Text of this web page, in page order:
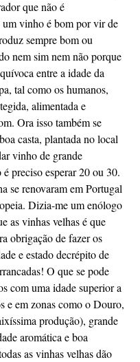
que não é
um vinho é bom por vir de
sempre bom ou
nem sim nem não porque
entre a idade da
tal como os humanos,
alimentada e
Ora isso também se
casta, plantada no local
vinho de grande
preciso esperar 20 ou 30.
se renovaram em Portugal
Dizia-me um enólogo
as vinhas velhas é que
obrigação de fazer os
e estado decrépito de
O que se pode
com uma idade superior a
e em zonas como o Douro,
produção), grande
aromática e boa
as vinhas velhas dão